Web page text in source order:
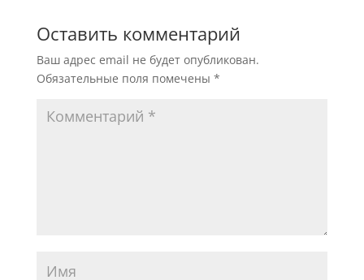
Оставить комментарий
Ваш адрес email не будет опубликован.
Обязательные поля помечены *